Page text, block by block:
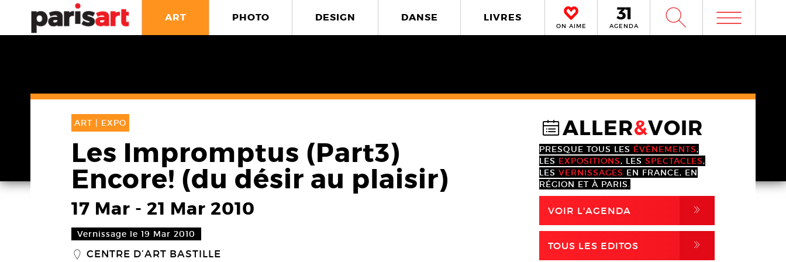
ART PHOTO DESIGN DANSE LIVRES
ON AIME AGENDA W m
ART | EXPO
Les Impromptus (Part3)
Encore! (du désir au plaisir)
17 Mar - 21 Mar 2010
Vernissage le 19 Mar 2010
_ CENTRE D’ART BASTILLE
@ALLER&VOIR
PRESQUE TOUS LES ÉVÈNEMENTS,
LES EXPOSITIONS, LES SPECTACLES,
LES VERNISSAGES EN FRANCE, EN
RÉGION ET À PARIS.
VOIR L'AGENDA ,
TOUS LES EDITOS ,